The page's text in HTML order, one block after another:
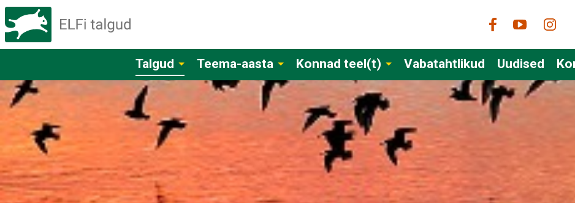
Talgud Teema-aasta Konnad teel(t) Vabatahtlikud Uudised